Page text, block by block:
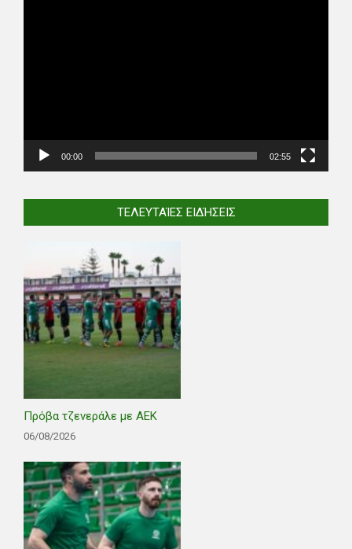
00:00 02:55
ΤΕΛΕΥΤΑΊΕΣ ΕΙΔΉΣΕΙΣ
Πρόβα τζενεράλε με ΑΕΚ
06/08/2026